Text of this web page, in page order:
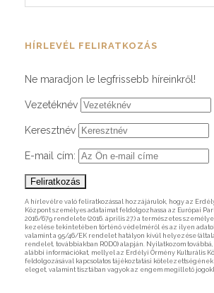
HÍRLEVÉL FELIRATKOZÁS
Ne maradjon le legfrissebb híreinkről!
Vezetéknév
Keresztnév
E-mail cím:
A hírlevélre való feliratkozással hozzájárulok, hogy az
Központ személyes adataimat feldolgozhassa az Európai
2016/679 rendelete (2016. április 27.) a természetes
kezelése tekintetében történő védelméről és az ilyen
valamint a 95/46/EK rendelet hatályon kívül helyezése
rendelet, továbbiakban RODO) alapján. Nyilatkozom
alábbi információkat, mellyel az Erdélyi Örmény Kulturális
feldolgozásával kapcsolatos tájékoztatási kötelezettségének
eleget, valamint tisztában vagyok az engem megillető